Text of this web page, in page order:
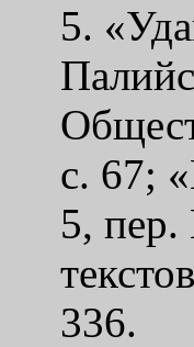
5.
с. 67;
5,
336.